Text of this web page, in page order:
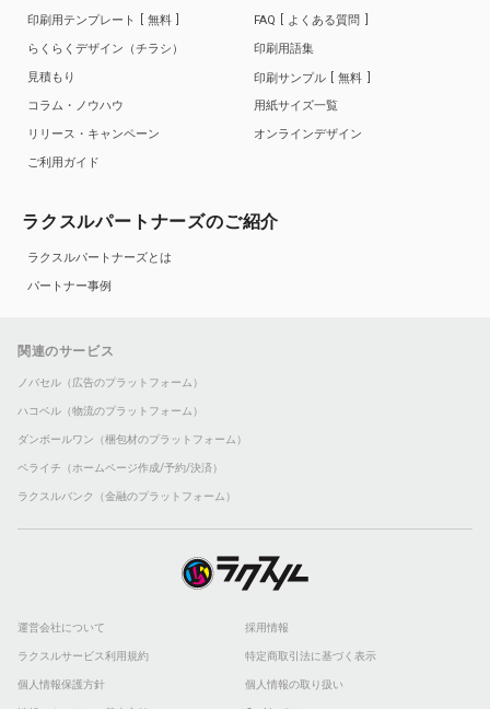
印刷用テンプレート
無料
らくらくデザイン（チラシ）
見積もり
コラム・ノウハウ
リリース・キャンペーン
ご利用ガイド
FAQ
よくある質問
印刷用語集
印刷サンプル
無料
用紙サイズ一覧
オンラインデザイン
ラクスルパートナーズのご紹介
ラクスルパートナーズとは
パートナー事例
関連のサービス
ノバセル（広告のプラットフォーム）
ハコベル（物流のプラットフォーム）
ダンボールワン（梱包材のプラットフォーム）
ペライチ（ホームページ作成/予約/決済）
ラクスルバンク（金融のプラットフォーム）
運営会社について 採用情報
ラクスルサービス利用規約 特定商取引法に基づく表示
個人情報保護方針 個人情報の取り扱い